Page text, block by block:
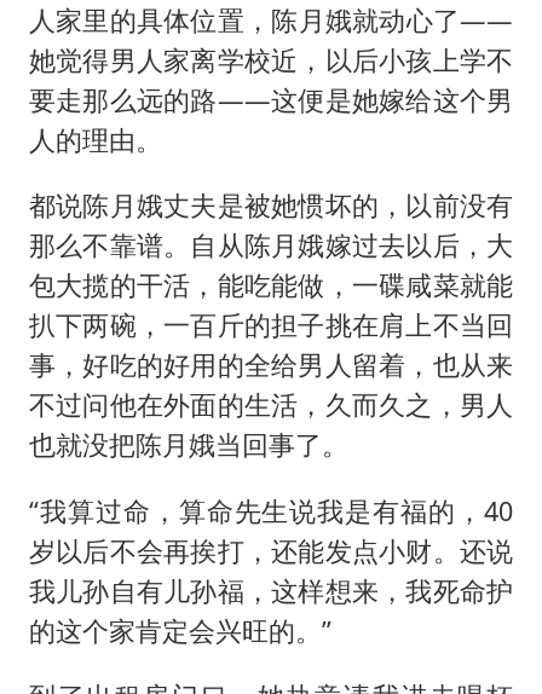
人家里的具体位置，陈月娥就动心了——
她觉得男人家离学校近，以后小孩上学不
要走那么远的路——这便是她嫁给这个男
人的理由。
都说陈月娥丈夫是被她惯坏的，以前没有
那么不靠谱。自从陈月娥嫁过去以后，大
包大揽的干活，能吃能做，一碟咸菜就能
扒下两碗，一百斤的担子挑在肩上不当回
事，好吃的好用的全给男人留着，也从来
不过问他在外面的生活，久而久之，男人
也就没把陈月娥当回事了。
“我算过命，算命先生说我是有福的，40
岁以后不会再挨打，还能发点小财。还说
我儿孙自有儿孙福，这样想来，我死命护
的这个家肯定会兴旺的。”